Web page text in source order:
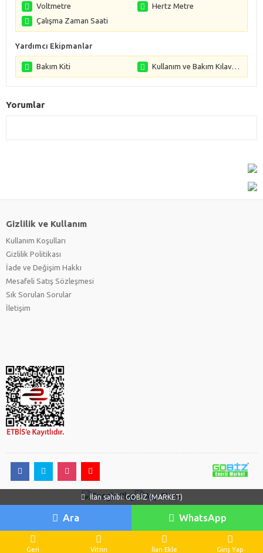
İlan sahibi: GOBİZ (MARKET)
Ara WhatsApp
Voltmetre
Hertz Metre
Çalışma Zaman Saati
Yardımcı Ekipmanlar
Bakım Kiti Kullanım ve Bakım Kılavuzları
Yorumlar
Gizlilik ve Kullanım
Kullanım Koşulları
Gizlilik Politikası
İade ve Değişim Hakkı
Mesafeli Satış Sözleşmesi
Sık Sorulan Sorular
İletişim
Geri Vitrin İlan Ekle Giriş Yap